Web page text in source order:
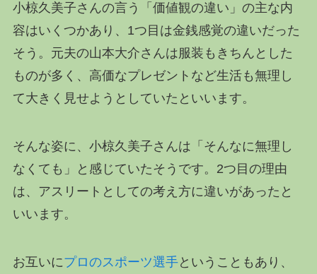
小椋久美子さんの言う「価値観の違い」の主な内
容はいくつかあり、1つ目は金銭感覚の違いだった
そう。元夫の山本大介さんは服装もきちんとした
ものが多く、高価なプレゼントなど生活も無理し
て大きく見せようとしていたといいます。
そんな姿に、小椋久美子さんは「そんなに無理し
なくても」と感じていたそうです。2つ目の理由
は、アスリートとしての考え方に違いがあったと
いいます。
お互いにプロのスポーツ選手ということもあり、